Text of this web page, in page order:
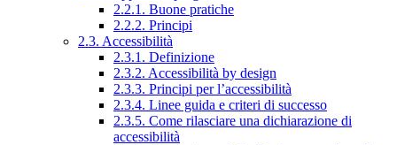
2.2.1. Buone pratiche
2.2.2. Principi
2.3. Accessibilità
2.3.1. Definizione
2.3.2. Accessibilità by design
2.3.3. Principi per l’accessibilità
2.3.4. Linee guida e criteri di successo
2.3.5. Come rilasciare una dichiarazione di
accessibilità